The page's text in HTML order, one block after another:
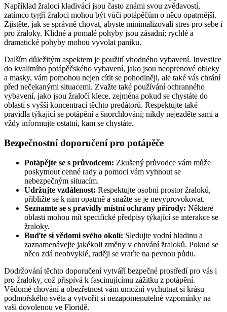
Například žraloci kladiváci jsou často známi svou zvědavostí,
zatímco tygří žraloci mohou být vůči potápěčům o něco opatrnější.
Zjistěte, jak se správně chovat, abyste minimalizovali stres pro sebe i
pro žraloky. Klidné a pomalé pohyby jsou zásadní; rychlé a
dramatické pohyby mohou vyvolat paniku.
Dalším důležitým aspektem je použití vhodného vybavení. Investice
do kvalitního potápěčského vybavení, jako jsou neoprenové obleky
a masky, vám pomohou nejen cítit se pohodlněji, ale také vás chrání
před nečekanými situacemi. Zvažte také používání ochranného
vybavení, jako jsou žraločí klece, zejména pokud se chystáte do
oblastí s vyšší koncentrací těchto predátorů. Respektujte také
pravidla týkající se potápění a šnorchlování; nikdy nejezděte sami a
vždy informujte ostatní, kam se chystáte.
Bezpečnostní doporučení pro potápěče
Potápějte se s průvodcem: Zkušený průvodce vám může
poskytnout cenné rady a pomoci vám vyhnout se
nebezpečným situacím.
Udržujte vzdálenost: Respektujte osobní prostor žraloků,
přibližte se k nim opatrně a snažte se je nevyprovokovat.
Seznamte se s pravidly místní ochrany přírody: Některé
oblasti mohou mít specifické předpisy týkající se interakce se
žraloky.
Buďte si vědomi svého okolí: Sledujte vodní hladinu a
zaznamenávejte jakékoli změny v chování žraloků. Pokud se
něco zdá neobvyklé, raději se vraťte na pevnou půdu.
Dodržování těchto doporučení vytváří bezpečné prostředí pro vás i
pro žraloky, což přispívá k fascinujícímu zážitku z potápění.
Vědomé chování a obezřetnost vám umožní vychutnat si krásu
podmořského světa a vytvořit si nezapomenutelné vzpomínky na
vaši dovolenou ve Floridě.